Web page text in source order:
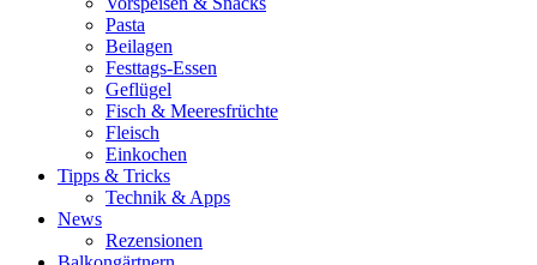
Pasta
Beilagen
Festtags-Essen
Geflügel
Fisch & Meeresfrüchte
Fleisch
Einkochen
Tipps & Tricks
Technik & Apps
News
Rezensionen